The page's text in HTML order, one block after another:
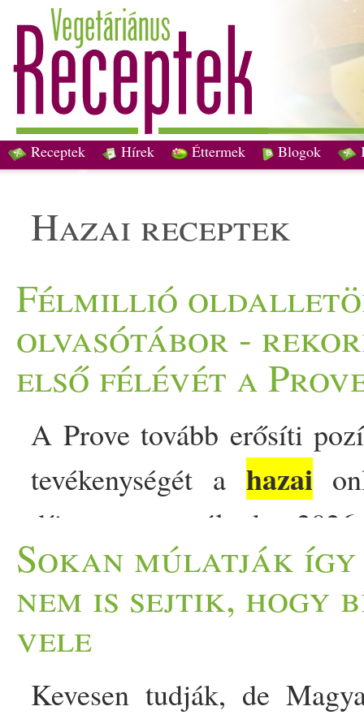
Receptek Hírek Éttermek Blogok
hazai receptek
Félmillió
olvasótábor -
első félévét a
A Prove tovább erősíti
tevékenységét a hazai
díjnyertes portálunkat
is növekvő számú olvasó
közönségmérése
tudatos életmódra és
vizsgáló friss Gemius/­­
Sokan múlatják
nem is sejtik, hogy
vele
Kevesen tudják, de